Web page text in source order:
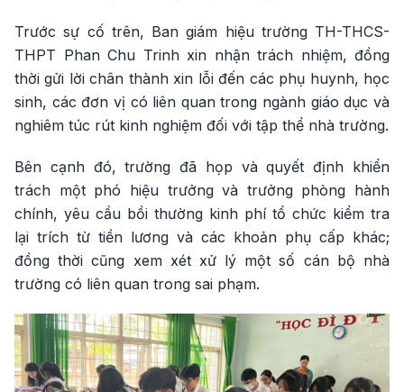
Trước sự cố trên, Ban giám hiệu trường TH-THCS-
THPT Phan Chu Trinh xin nhận trách nhiệm, đồng
thời gửi lời chân thành xin lỗi đến các phụ huynh, học
sinh, các đơn vị có liên quan trong ngành giáo dục và
nghiêm túc rút kinh nghiệm đối với tập thể nhà trường.
Bên cạnh đó, trường đã họp và quyết định khiển
trách một phó hiệu trưởng và trưởng phòng hành
chính, yêu cầu bồi thường kinh phí tổ chức kiểm tra
lại trích từ tiền lương và các khoản phụ cấp khác;
đồng thời cũng xem xét xử lý một số cán bộ nhà
trường có liên quan trong sai phạm.